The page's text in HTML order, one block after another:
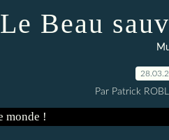
Le Beau
Par Patrick